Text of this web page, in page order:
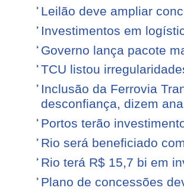
Leilão deve ampliar
Investimentos em
Governo lança pacote
TCU listou
Inclusão da Ferrovia
desconfiança, dizem
Portos terão
Rio será beneficiado
Rio terá R$ 15,7 bi em
Plano de concessões